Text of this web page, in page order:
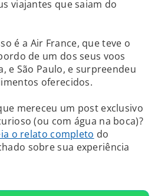
viajantes que saiam do
é a Air France, que teve o
de um dos seus voos
e São Paulo, e surpreendeu
oferecidos.
mereceu um post exclusivo
(ou com água na boca)?
o relato completo do
sobre sua experiência